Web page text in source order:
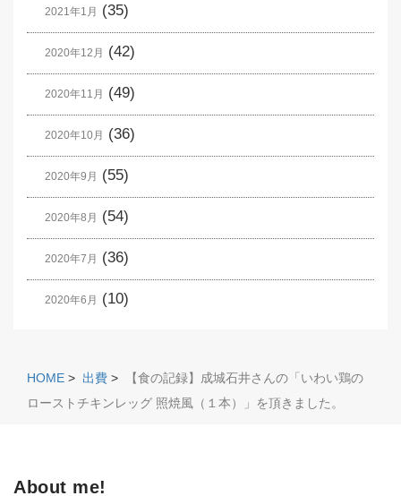
2021年1月 (35)
2020年12月 (42)
2020年11月 (49)
2020年10月 (36)
2020年9月 (55)
2020年8月 (54)
2020年7月 (36)
2020年6月 (10)
HOME > 出費 >
【食の記録】成城石井さんの「いわい鶏の
ローストチキンレッグ 照焼風（１本）」を頂きました。
About me!